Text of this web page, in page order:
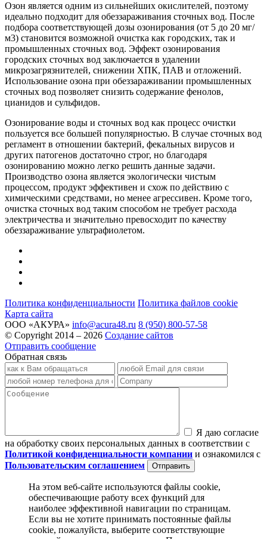
Озон является одним из сильнейших окислителей, поэтому
идеально подходит для обеззараживания сточных вод. После
подбора соответствующей дозы озонирования (от 5 до 20 мг/
м3) становится возможной очистка как городских, так и
промышленных сточных вод. Эффект озонирования
городских сточных вод заключается в удалении
микрозагрязнителей, снижении ХПК, ПАВ и отложений.
Использование озона при обеззараживании промышленных
сточных вод позволяет снизить содержание фенолов,
цианидов и сульфидов.
Озонирование воды и сточных вод как процесс очистки
пользуется все большей популярностью. В случае сточных вод
регламент в отношении бактерий, фекальных вирусов и
других патогенов достаточно строг, но благодаря
озонированию можно легко решить данные задачи.
Производство озона является экологически чистым
процессом, продукт эффективен и схож по действию с
химическими средствами, но менее агрессивен. Кроме того,
очистка сточных вод таким способом не требует расхода
электричества и значительно превосходит по качеству
обеззараживание ультрафиолетом.
Политика конфиденциальности Политика файлов cookie
Карта сайта
ООО «АКУРА» info@acura48.ru 8 (950) 800-57-58
© Copyright 2014 – 2026 Создание сайтов
Отправить сообщение
Обратная связь
Я даю согласие
на обработку своих персональных данных в соответствии с
Политикой конфиденциальности компании и ознакомился с
Пользовательским соглашением
На этом веб-сайте используются файлы cookie,
обеспечивающие работу всех функций для
наиболее эффективной навигации по страницам.
Если вы не хотите принимать постоянные файлы
cookie, пожалуйста, выберите соответствующие